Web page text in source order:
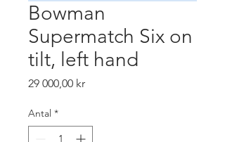
Bowman
Supermatch Six on
tilt, left hand
29 000,00 krPris
Antal *